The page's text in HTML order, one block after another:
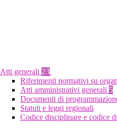
Atti generali 23
Riferimenti normativi su
Atti amministrativi generali 5
Documenti di
Statuti e leggi regionali
Codice disciplinare e codice